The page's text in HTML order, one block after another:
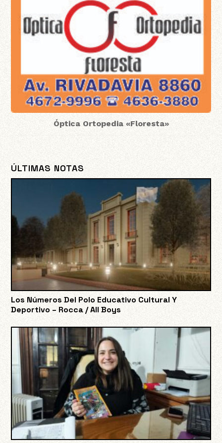
Óptica Ortopedia «Floresta»
ÚLTIMAS NOTAS
Los Números Del Polo Educativo Cultural Y
Deportivo – Rocca / All Boys